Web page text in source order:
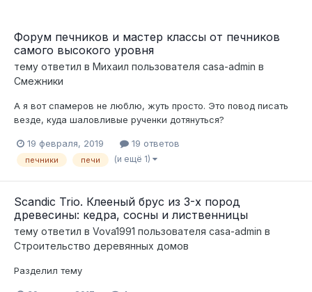
Форум печников и мастер классы от печников
самого высокого уровня
тему ответил в Михаил пользователя casa-admin в
Смежники
А я вот спамеров не люблю, жуть просто. Это повод писать
везде, куда шаловливые рученки дотянуться?
19 февраля, 2019 19 ответов
печники печи (и ещё 1)
Scandic Trio. Клееный брус из 3-х пород
древесины: кедра, сосны и лиственницы
тему ответил в Vova1991 пользователя casa-admin в
Строительство деревянных домов
Разделил тему